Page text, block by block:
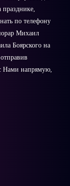
празднике,
по телефону
Михаил
Боярского на
Нами напрямую,